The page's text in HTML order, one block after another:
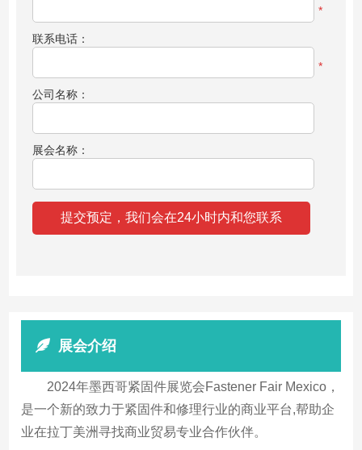
*
联系电话：
*
公司名称：
展会名称：
展会介绍
2024年墨西哥紧固件展览会Fastener Fair Mexico，
是一个新的致力于紧固件和修理行业的商业平台,帮助企
业在拉丁美洲寻找商业贸易专业合作伙伴。